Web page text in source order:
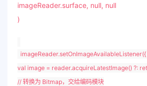
imageReader.surface, null, null
)
val image = reader.acquireLatestImage() ?:
// 转换为 Bitmap，交给编码模块